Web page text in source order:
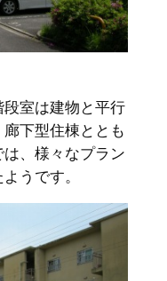
室は建物と平行
下型住棟ととも
、様々なプラン
うです。